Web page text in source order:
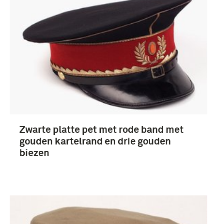
Zwarte platte pet met rode band met
gouden kartelrand en drie gouden
biezen